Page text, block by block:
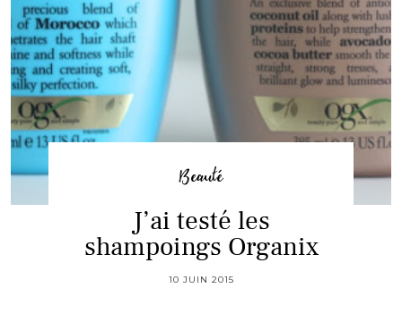
Beauté
J’ai testé les
shampoings Organix
10 JUIN 2015